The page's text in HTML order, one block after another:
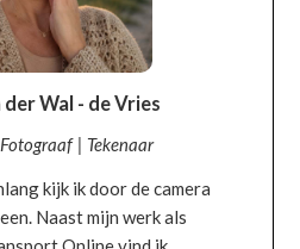
Wal - de Vries
| Tekenaar
kijk ik door de camera
Naast mijn werk als